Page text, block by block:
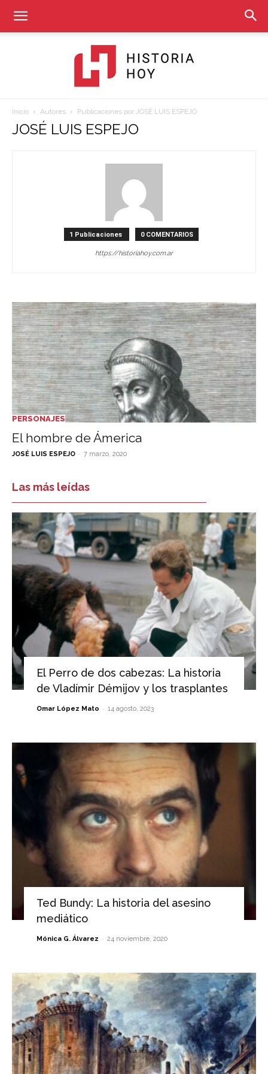
Historia
Inicio Autores Publicaciones por JOSÉ LUIS ESPEJO
JOSÉ LUIS ESPEJO
1 Publicaciones 0 COMENTARIOS
https://historiahoy.com.ar
PERSONAJES
El hombre de Ámerica
JOSÉ LUIS ESPEJO - 7 marzo, 2020
Las más leídas
El Perro de dos cabezas: La historia
de Vladímir Démijov y los trasplantes
Omar López Mato - 14 agosto, 2023
Ted Bundy: La historia del asesino
mediático
Mónica G. Álvarez - 24 noviembre, 2020